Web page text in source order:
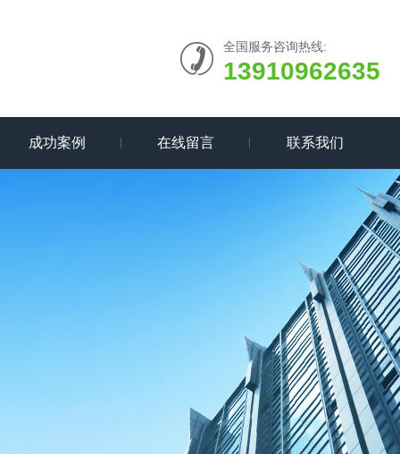
全国服务咨询热线:
13910962635
成功案例 在线留言 联系我们